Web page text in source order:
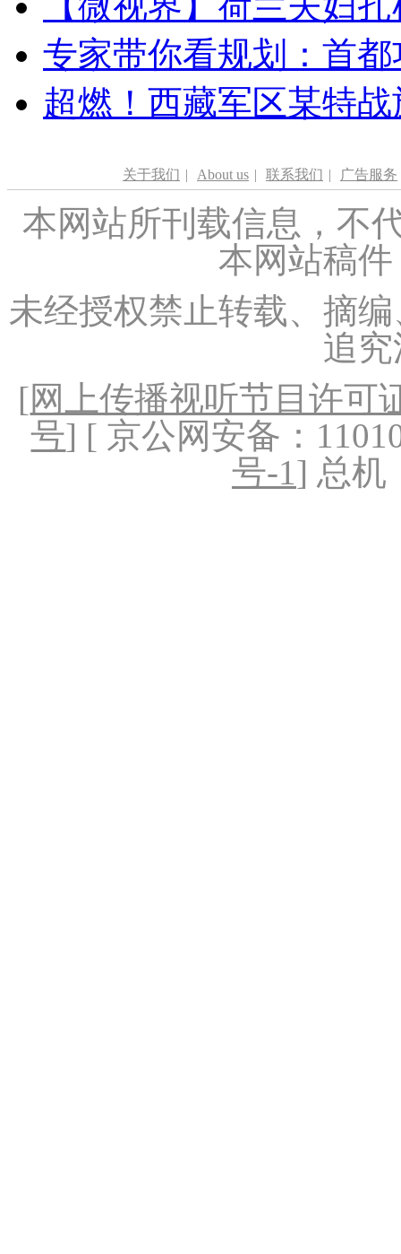
专家带你看规划：首
超燃！西藏军区某特
关于我们 | About us | 联系我们 | 广告服务
本网站所刊载信息，不
本网站稿
未经授权禁止转载、摘
追
[网上传播视听节目许可
号] [ 京公网安备：
号-1] 总机